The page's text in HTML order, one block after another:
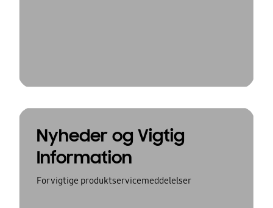
Nyheder og Vigtig
Information
For vigtige produktservicemeddelelser